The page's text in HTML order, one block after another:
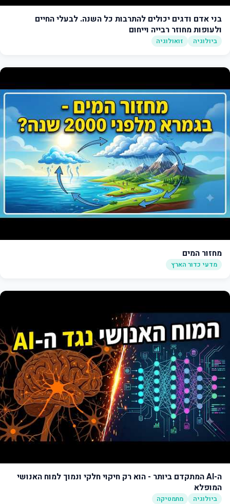
בני אדם ודגים יכולים להתרבות כל השנה. לבעלי החיים
ולעופות מחוזר רבייה וייחום
ביולוגיה זואולוגיה
מחזור המים
מדעי כדור הארץ
ה-AI המתקדם ביותר - הוא רק חיקוי חלקי ונמוך למוח האנושי
המופלא
ביולוגיה מתמטיקה